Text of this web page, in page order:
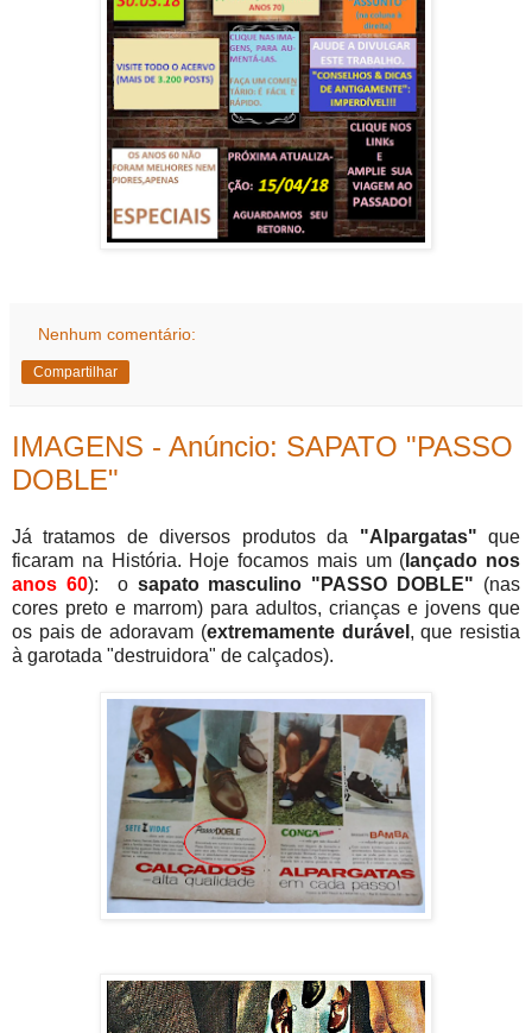
Nenhum comentário:
Compartilhar
IMAGENS - Anúncio: SAPATO "PASSO
DOBLE"
Já tratamos de diversos produtos da "Alpargatas" que
ficaram na História. Hoje focamos mais um ( lançado nos
anos 60): o sapato masculino "PASSO DOBLE" (nas
cores preto e marrom) para adultos, crianças e jovens que
os pais de adoravam (extremamente durável , que resistia
à garotada "destruidora" de calçados).